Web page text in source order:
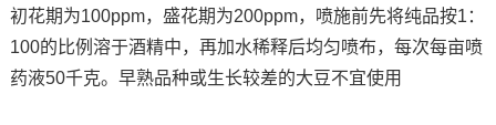
初花期为100ppm，盛花期为200ppm，喷施前先将纯品按1：
100的比例溶于酒精中，再加水稀释后均匀喷布，每次每亩喷
药液50千克。早熟品种或生长较差的大豆不宜使用